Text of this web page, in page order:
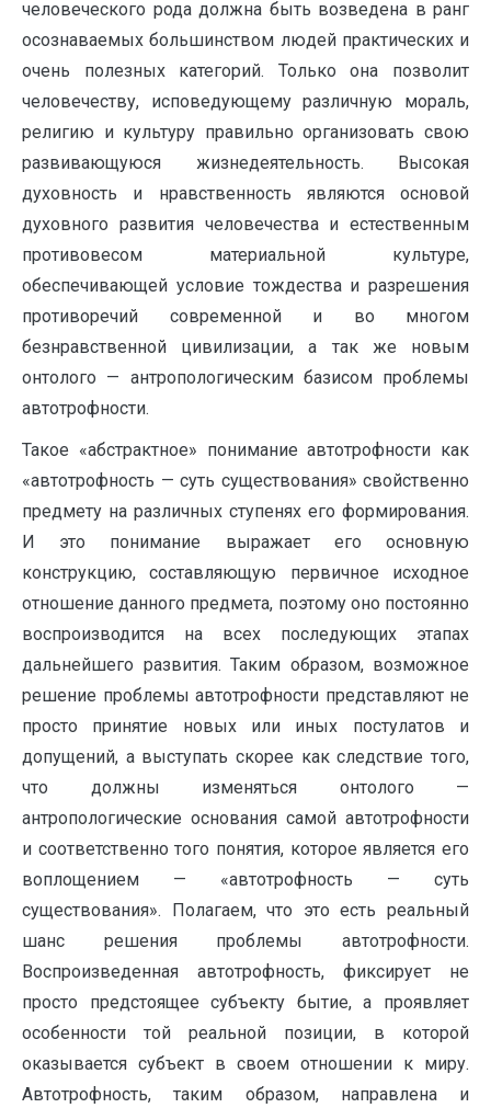
человеческого рода должна быть возведена в ранг
осознаваемых большинством людей практических и
очень полезных категорий. Только она позволит
человечеству, исповедующему различную мораль,
религию и культуру правильно организовать свою
развивающуюся жизнедеятельность. Высокая
духовность и нравственность являются основой
духовного развития человечества и естественным
противовесом материальной культуре,
обеспечивающей условие тождества и разрешения
противоречий современной и во многом
безнравственной цивилизации, а так же новым
онтолого — антропологическим базисом проблемы
автотрофности.
Такое «абстрактное» понимание автотрофности как
«автотрофность — суть существования» свойственно
предмету на различных ступенях его формирования.
И это понимание выражает его основную
конструкцию, составляющую первичное исходное
отношение данного предмета, поэтому оно постоянно
воспроизводится на всех последующих этапах
дальнейшего развития. Таким образом, возможное
решение проблемы автотрофности представляют не
просто принятие новых или иных постулатов и
допущений, а выступать скорее как следствие того,
что должны изменяться онтолого —
антропологические основания самой автотрофности
и соответственно того понятия, которое является его
воплощением — «автотрофность — суть
существования». Полагаем, что это есть реальный
шанс решения проблемы автотрофности.
Воспроизведенная автотрофность, фиксирует не
просто предстоящее субъекту бытие, а проявляет
особенности той реальной позиции, в которой
оказывается субъект в своем отношении к миру.
Автотрофность, таким образом, направлена и